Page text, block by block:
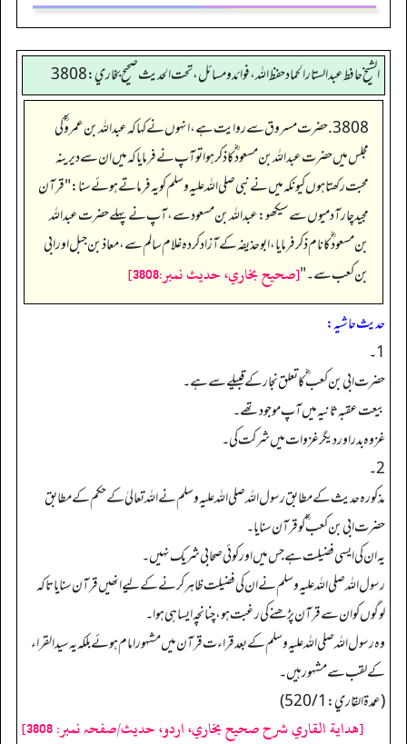
الشيخ حافط عبدالستار الحماد حفظ الله، فوائد و مسائل، تحت الحديث صحيح بخاري:3808
3808. حضرت مسروق سے روایت ہے، انہوں نے کہا کہ عبداللہ بن عمرو ؓ کی
مجلس میں حضرت عبداللہ بن مسعود ؓ کا ذکر ہوا تو آپ نے فرمایا کہ میں ان سے دیرینہ
محبت رکھتا ہوں کیونکہ میں نے نبی صلی اللہ علیہ وسلم کو یہ فرماتے ہوئے سنا: "قرآن
مجید چار آدمیوں سے سیکھو: عبداللہ بن مسعود سے، آپ نے پہلے حضرت عبداللہ
بن مسعود ؓ کا نام ذکر فرمایا، ابوحذیفہ کے آزاد کردہ غلام سالم سے، معاذ بن جبل اور ابی
بن کعب سے۔"[صحيح بخاري، حديث نمبر:3808]
حدیث حاشیہ:
1۔
حضرت ابی بن کعب ؓ کا تعلق نجار کے قبیلے سے ہے۔
بیعت عقبہ ثانیہ میں آپ موجود تھے۔
غزوہ بدر اور دیگرغزوات میں شرکت کی۔
2۔
مذکورہ حدیث کے مطابق رسول اللہ صلی اللہ علیہ وسلم نے اللہ تعالیٰ کے حکم کے مطابق
حضرت ابی بن کعب ؓ کو قرآن سنایا۔
یہ ان کی ایسی فضیلت ہے جس میں اور کوئی صحابی شریک نہیں۔
رسول اللہ صلی اللہ علیہ وسلم نے ان کی فضیلت ظاہر کرنے کے لیے انھیں قرآن سنایا تاکہ
لوگوں کو ان سے قرآن پڑھنے کی رغبت ہو، چنانچہ ایسا ہی ہوا۔
وہ رسول اللہ صلی اللہ علیہ وسلم کے بعد قراءت قرآن میں مشہور امام ہوئے بلکہ یہ سید القراء
کے لقب سے مشہور ہیں۔
(عمدة القاري: 520/1)
[هداية القاري شرح صحيح بخاري، اردو، حدیث/صفحہ نمبر: 3808]